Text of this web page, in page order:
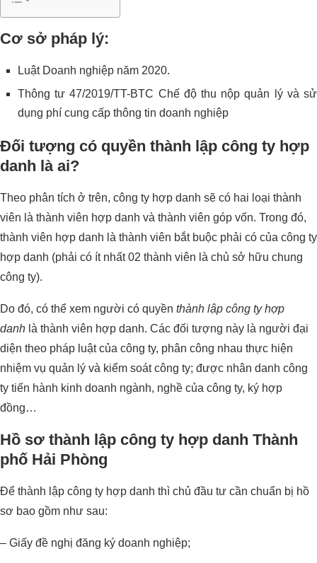
Cơ sở pháp lý:
Luật Doanh nghiệp năm 2020.
Thông tư 47/2019/TT-BTC Chế độ thu nộp quản lý và sử
dụng phí cung cấp thông tin doanh nghiệp
Đối tượng có quyền thành lập công ty hợp
danh là ai?
Theo phân tích ở trên, công ty hợp danh sẽ có hai loại thành
viên là thành viên hợp danh và thành viên góp vốn. Trong đó,
thành viên hợp danh là thành viên bắt buộc phải có của công ty
hợp danh (phải có ít nhất 02 thành viên là chủ sở hữu chung
công ty).
Do đó, có thể xem người có quyền thành lập công ty hợp
danh là thành viên hợp danh. Các đối tượng này là người đại
diện theo pháp luật của công ty, phân công nhau thực hiện
nhiệm vụ quản lý và kiểm soát công ty; được nhân danh công
ty tiến hành kinh doanh ngành, nghề của công ty, ký hợp
đồng…
Hồ sơ thành lập công ty hợp danh Thành
phố Hải Phòng
Để thành lập công ty hợp danh thì chủ đầu tư cần chuẩn bị hồ
sơ bao gồm như sau:
– Giấy đề nghị đăng ký doanh nghiệp;